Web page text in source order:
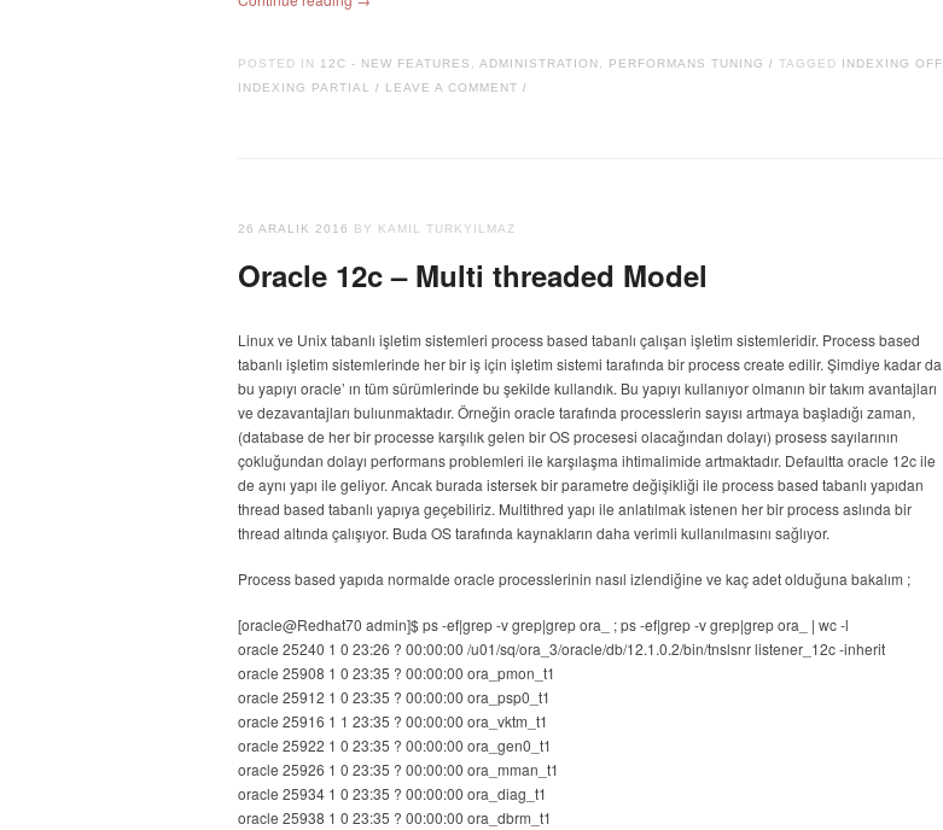
POSTED IN 12C - NEW FEATURES ADMINISTRATION PERFORMANS TUNING / TAGGED INDEXING OFF
INDEXING PARTIAL
/ LEAVE A COMMENT /
26 ARALIK 2016 BY KAMIL TURKYILMAZ
Oracle 12c – Multi threaded Model
Linux ve Unix tabanlı işletim sistemleri process based tabanlı çalışan işletim sistemleridir. Process based
tabanlı işletim sistemlerinde her bir iş için işletim sistemi tarafında bir process create edilir. Şimdiye kadar da
bu yapıyı oracle’ ın tüm sürümlerinde bu şekilde kullandık. Bu yapıyı kullanıyor olmanın bir takım avantajları
ve dezavantajları bulıunmaktadır. Örneğin oracle tarafında processlerin sayısı artmaya başladığı zaman,
(database de her bir processe karşılık gelen bir OS procesesi olacağından dolayı) prosess sayılarının
çokluğundan dolayı performans problemleri ile karşılaşma ihtimalimide artmaktadır. Defaultta oracle 12c ile
de aynı yapı ile geliyor. Ancak burada istersek bir parametre değişikliği ile process based tabanlı yapıdan
thread based tabanlı yapıya geçebiliriz. Multithred yapı ile anlatılmak istenen her bir process aslında bir
thread altında çalışıyor. Buda OS tarafında kaynakların daha verimli kullanılmasını sağlıyor.
Process based yapıda normalde oracle processlerinin nasıl izlendiğine ve kaç adet olduğuna bakalım ;
[oracle@Redhat70 admin]$ ps -ef|grep -v grep|grep ora_ ; ps -ef|grep -v grep|grep ora_ | wc -l
oracle 25240 1 0 23:26 ? 00:00:00 /u01/sq/ora_3/oracle/db/12.1.0.2/bin/tnslsnr listener_12c -inherit
oracle 25908 1 0 23:35 ? 00:00:00 ora_pmon_t1
oracle 25912 1 0 23:35 ? 00:00:00 ora_psp0_t1
oracle 25916 1 1 23:35 ? 00:00:00 ora_vktm_t1
oracle 25922 1 0 23:35 ? 00:00:00 ora_gen0_t1
oracle 25926 1 0 23:35 ? 00:00:00 ora_mman_t1
oracle 25934 1 0 23:35 ? 00:00:00 ora_diag_t1
oracle 25938 1 0 23:35 ? 00:00:00 ora_dbrm_t1